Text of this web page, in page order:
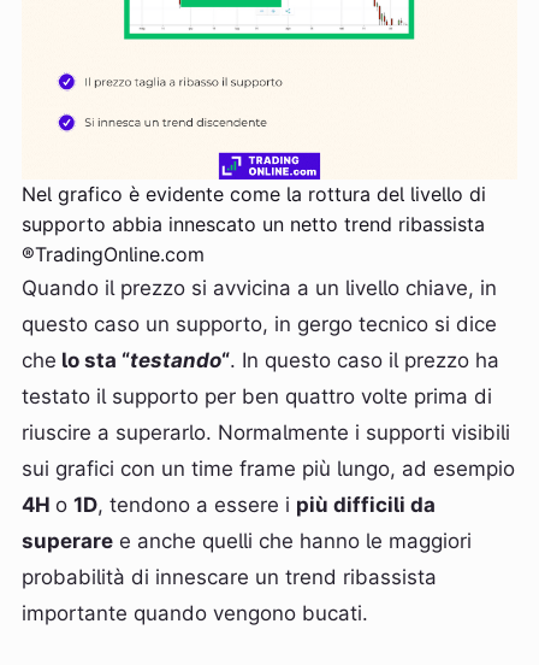
Nel grafico è evidente come la rottura del livello di
supporto abbia innescato un netto trend ribassista
®TradingOnline.com
Quando il prezzo si avvicina a un livello chiave, in
questo caso un supporto, in gergo tecnico si dice
che lo sta “testando“. In questo caso il prezzo ha
testato il supporto per ben quattro volte prima di
riuscire a superarlo. Normalmente i supporti visibili
sui grafici con un time frame più lungo, ad esempio
4H o 1D, tendono a essere i più difficili da
superare e anche quelli che hanno le maggiori
probabilità di innescare un trend ribassista
importante quando vengono bucati.